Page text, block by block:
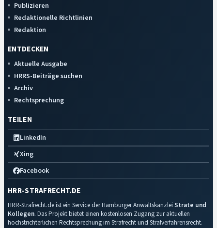
Publizieren
Redaktionelle Richtlinien
Redaktion
ENTDECKEN
Aktuelle Ausgabe
HRRS-Beiträge suchen
Archiv
Rechtsprechung
TEILEN
LinkedIn
Xing
Facebook
HRR-STRAFRECHT.DE
HRR-Strafrecht.de ist ein Service der Hamburger Anwaltskanzlei Strate und
Kollegen. Das Projekt bietet einen kostenlosen Zugang zur aktuellen
höchstrichterlichen Rechtsprechung im Strafrecht und Strafverfahrensrecht.